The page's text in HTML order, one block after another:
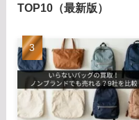
TOP10（最新版）